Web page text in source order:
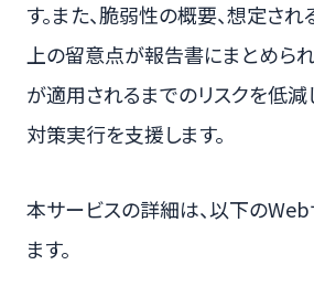
す。また、脆弱性の概要、想定さ
上の留意点が報告書にまとめら
が適用されるまでのリスクを低減
対策実行を支援します。
本サービスの詳細は、以下の
ます。